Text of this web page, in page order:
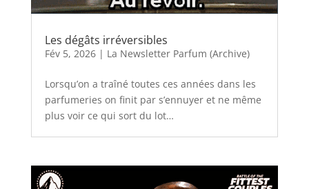
Les dégâts irréversibles
Fév 5, 2026| La Newsletter Parfum (Archive)
Lorsqu’on a traîné toutes ces années dans les
parfumeries on finit par s’ennuyer et ne même
plus voir ce qui sort du lot…